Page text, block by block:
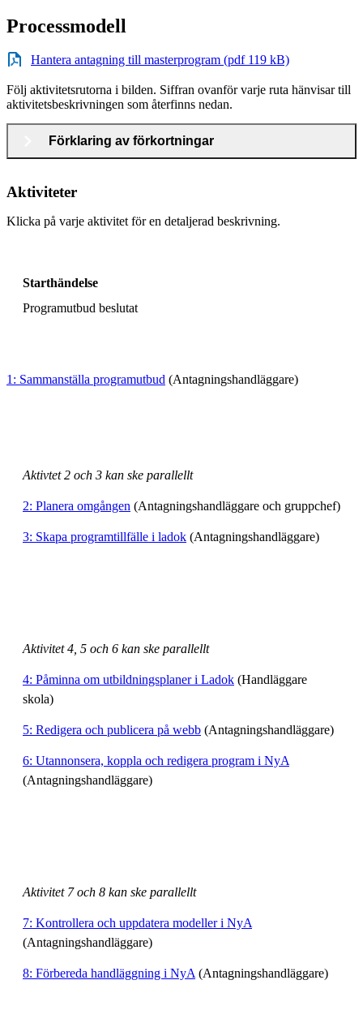
Processmodell
Hantera antagning till masterprogram (pdf 119 kB)
Följ aktivitetsrutorna i bilden. Siffran ovanför varje ruta hänvisar till
aktivitetsbeskrivningen som återfinns nedan.
Förklaring av förkortningar
Aktiviteter
Klicka på varje aktivitet för en detaljerad beskrivning.
Starthändelse
Programutbud beslutat
1: Sammanställa programutbud (Antagningshandläggare)
Aktivtet 2 och 3 kan ske parallellt
2: Planera omgången (Antagningshandläggare och gruppchef)
3: Skapa programtillfälle i ladok (Antagningshandläggare)
Aktivitet 4, 5 och 6 kan ske parallellt
4: Påminna om utbildningsplaner i Ladok (Handläggare
skola)
5: Redigera och publicera på webb (Antagningshandläggare)
6: Utannonsera, koppla och redigera program i NyA
(Antagningshandläggare)
Aktivitet 7 och 8 kan ske parallellt
7: Kontrollera och uppdatera modeller i NyA
(Antagningshandläggare)
8: Förbereda handläggning i NyA (Antagningshandläggare)